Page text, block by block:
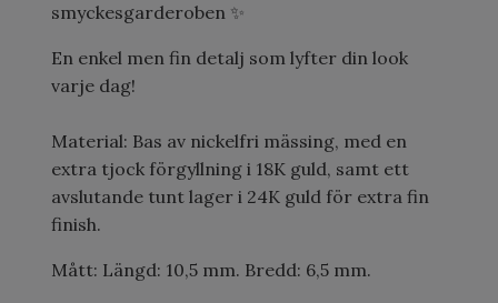
smyckesgarderoben ✨
En enkel men fin detalj som lyfter din look
varje dag!
Material: Bas av nickelfri mässing, med en
extra tjock förgyllning i 18K guld, samt ett
avslutande tunt lager i 24K guld för extra fin
finish.
Mått: Längd: 10,5 mm. Bredd: 6,5 mm.